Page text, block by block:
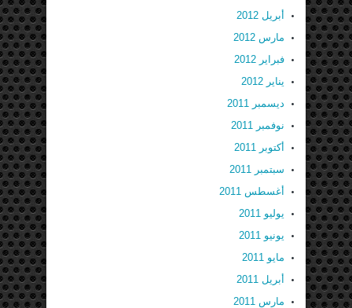
أبريل 2012
مارس 2012
فبراير 2012
يناير 2012
ديسمبر 2011
نوفمبر 2011
أكتوبر 2011
سبتمبر 2011
أغسطس 2011
يوليو 2011
يونيو 2011
مايو 2011
أبريل 2011
مارس 2011